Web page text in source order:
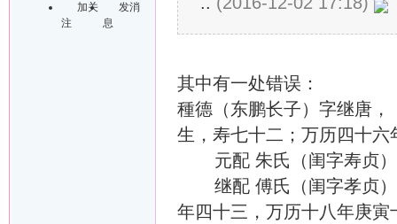
加关
注
发消
息
其中有一处错误：
種德（东鹏长子）字继唐
生，寿七十二；万历四十
元配 朱氏（闺字寿贞
继配 傅氏（闺字孝贞）
年四十三，万历十八年庚